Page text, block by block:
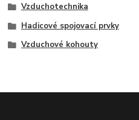
Vzduchotechnika
Hadicové spojovací prvky
Vzduchové kohouty